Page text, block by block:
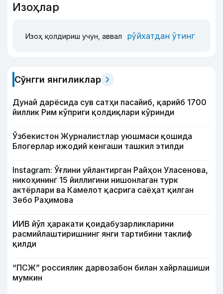
Изоҳлар
Изоҳ қолдириш учун, аввал рўйхатдан ўтинг
Сўнгги янгиликлар
Дунай дарёсида сув сатҳи пасайиб, қарийб 1700
йиллик Рим кўприги қолдиқлари кўринди
Ўзбекистон Журналистлар уюшмаси қошида
Блогерлар ижодий кенгаши ташкил этилди
Instagram: Ўғлини уйлантирган Райҳон Уласенова,
никоҳининг 15 йиллигини нишонлаган турк
актёрлари ва Камелот қасрига саёҳат қилган
Зебо Раҳимова
ИИВ йўл ҳаракати қоидабузарликларини
расмийлаштиришнинг янги тартибини таклиф
қилди
“ПСЖ” россиялик дарвозабон билан хайрлашиши
мумкин